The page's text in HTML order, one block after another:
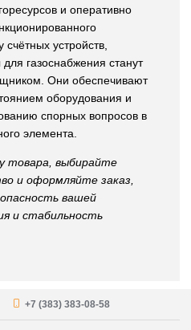
и оперативно
счётных устройств,
газоснабжения станут
Они обеспечивают
оборудования и
спорных вопросов в
элемента.
товара, выбирайте
и оформляйте заказ,
вашей
и стабильность
+7 (383) 383-08-58